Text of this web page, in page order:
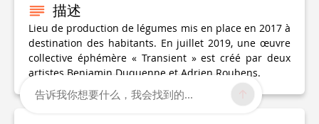
描述
Lieu de production de légumes mis en place en 2017 à
destination des habitants. En juillet 2019, une œuvre
collective éphémère « Transient » est créé par deux
artistes Benjamin Duquenne et Adrien Roubens.
告诉我你想要什么，我会找到的...